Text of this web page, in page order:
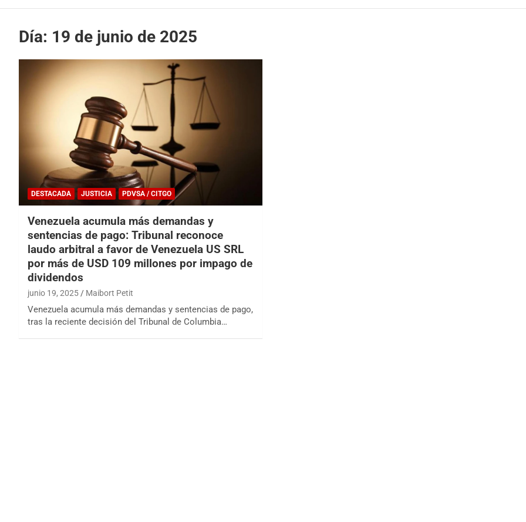
Día: 19 de junio de 2025
DESTACADA JUSTICIA PDVSA / CITGO
Venezuela acumula más demandas y
sentencias de pago: Tribunal reconoce
laudo arbitral a favor de Venezuela US SRL
por más de USD 109 millones por impago de
dividendos
junio 19, 2025 Maibort Petit
Venezuela acumula más demandas y sentencias de pago,
tras la reciente decisión del Tribunal de Columbia…